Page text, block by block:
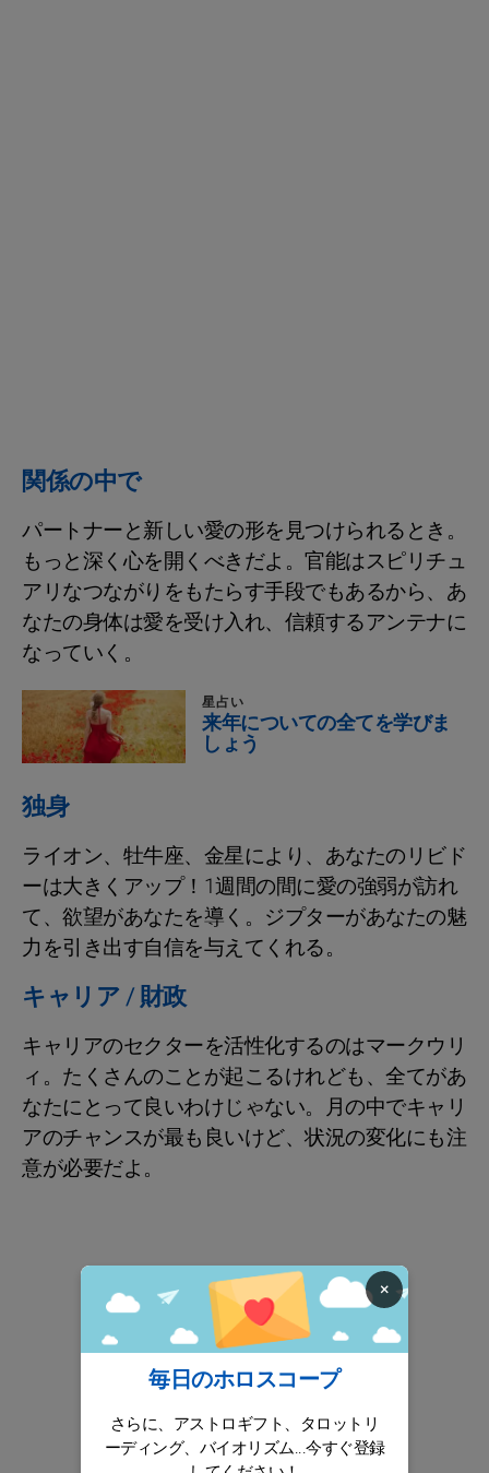
関係の中で
パートナーと新しい愛の形を見つけられるとき。
もっと深く心を開くべきだよ。官能はスピリチュ
アリなつながりをもたらす手段でもあるから、あ
なたの身体は愛を受け入れ、信頼するアンテナに
なっていく。
星占い
来年についての全てを学びま
しょう
独身
ライオン、牡牛座、金星により、あなたのリビド
ーは大きくアップ！1週間の間に愛の強弱が訪れ
て、欲望があなたを導く。ジプターがあなたの魅
力を引き出す自信を与えてくれる。
キャリア / 財政
キャリアのセクターを活性化するのはマークウリ
ィ。たくさんのことが起こるけれども、全てがあ
なたにとって良いわけじゃない。月の中でキャリ
アのチャンスが最も良いけど、状況の変化にも注
意が必要だよ。
×
毎日のホロスコープ
さらに、アストロギフト、タロットリ
ーディング、バイオリズム...今すぐ登録